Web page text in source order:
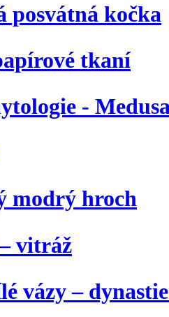
posvátná kočka
tkaní
-
modrý hroch
vitráž
vázy –